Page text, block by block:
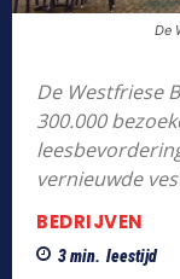
De
De Westfriese
300.000
vernieuwde
BEDRIJVEN
3min. leestijd